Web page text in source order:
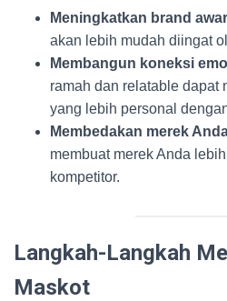
Meningkatkan brand
akan lebih mudah diingat
Membangun koneksi
ramah dan relatable dapat
yang lebih personal
Membedakan merek
membuat merek Anda
kompetitor.
Langkah-Langkah
Maskot